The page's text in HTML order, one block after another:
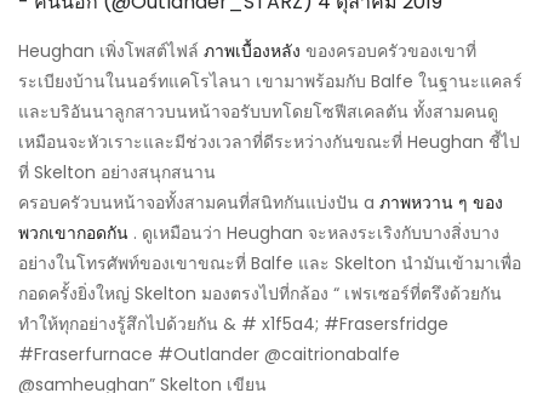
Heughan เพิ่งโพสต์ไฟล์ ภาพเบื้องหลัง ของครอบครัวของเขาที่
ระเบียงบ้านในนอร์ทแคโรไลนา เขามาพร้อมกับ Balfe ในฐานะแคลร์
และบริอันนาลูกสาวบนหน้าจอรับบทโดยโซฟีสเคลตัน ทั้งสามคนดู
เหมือนจะหัวเราะและมีช่วงเวลาที่ดีระหว่างกันขณะที่ Heughan ชี้ไป
ที่ Skelton อย่างสนุกสนาน
ครอบครัวบนหน้าจอทั้งสามคนที่สนิทกันแบ่งปัน a ภาพหวาน ๆ ของ
พวกเขากอดกัน . ดูเหมือนว่า Heughan จะหลงระเริงกับบางสิ่งบาง
อย่างในโทรศัพท์ของเขาขณะที่ Balfe และ Skelton นำมันเข้ามาเพื่อ
กอดครั้งยิ่งใหญ่ Skelton มองตรงไปที่กล้อง “ เฟรเซอร์ที่ตรึงด้วยกัน
ทำให้ทุกอย่างรู้สึกไปด้วยกัน & # x1f5a4; #Frasersfridge
#Fraserfurnace #Outlander @caitrionabalfe
@samheughan” Skelton เขียน